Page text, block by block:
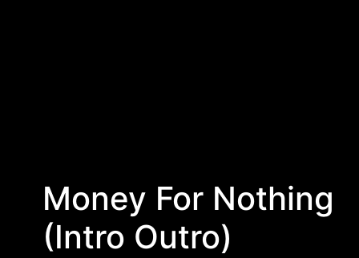
Money For Nothing
(Intro Outro)